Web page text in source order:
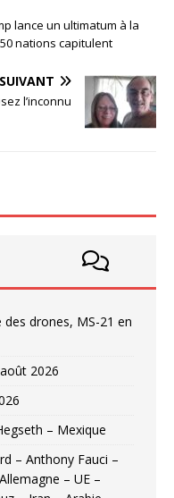
lance un ultimatum à la
50 nations capitulent
SUIVANT
l’inconnu
drones, MS-21 en
2026
– Mexique
– Anthony Fauci –
– UE –